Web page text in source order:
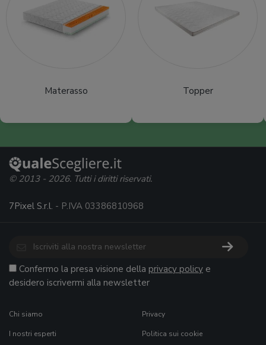
Materasso Topper
© 2013 - 2026. Tutti i diritti riservati.
7Pixel S.r.l. - P.IVA 03386810968
Confermo la presa visione della privacy policy e
desidero iscrivermi alla newsletter
Chi siamo
I nostri esperti
Privacy
Politica sui cookie